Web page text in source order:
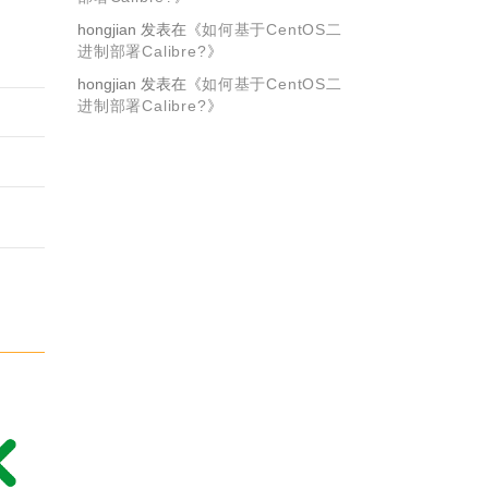
hongjian 发表在《如何基于CentOS二
进制部署Calibre?》
hongjian 发表在《如何基于CentOS二
进制部署Calibre?》